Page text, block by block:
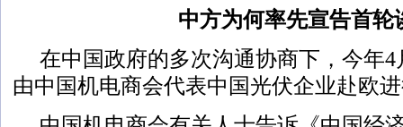
中方为何率先宣告首轮
在中国政府的多次沟通协商下，今年
由中国机电商会代表中国光伏企业赴欧